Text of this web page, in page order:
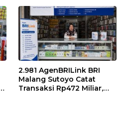
2.981 AgenBRILink BRI
Malang Sutoyo Catat
Transaksi Rp472 Miliar,